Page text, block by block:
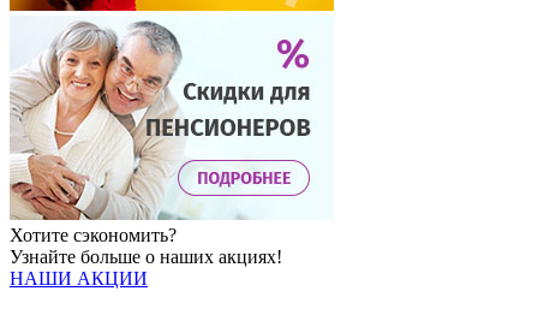
Хотите сэкономить?
Узнайте больше о наших акциях!
НАШИ АКЦИИ